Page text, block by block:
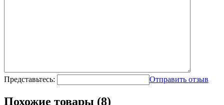
Представьтесь: Отправить отзыв
Похожие товары (8)